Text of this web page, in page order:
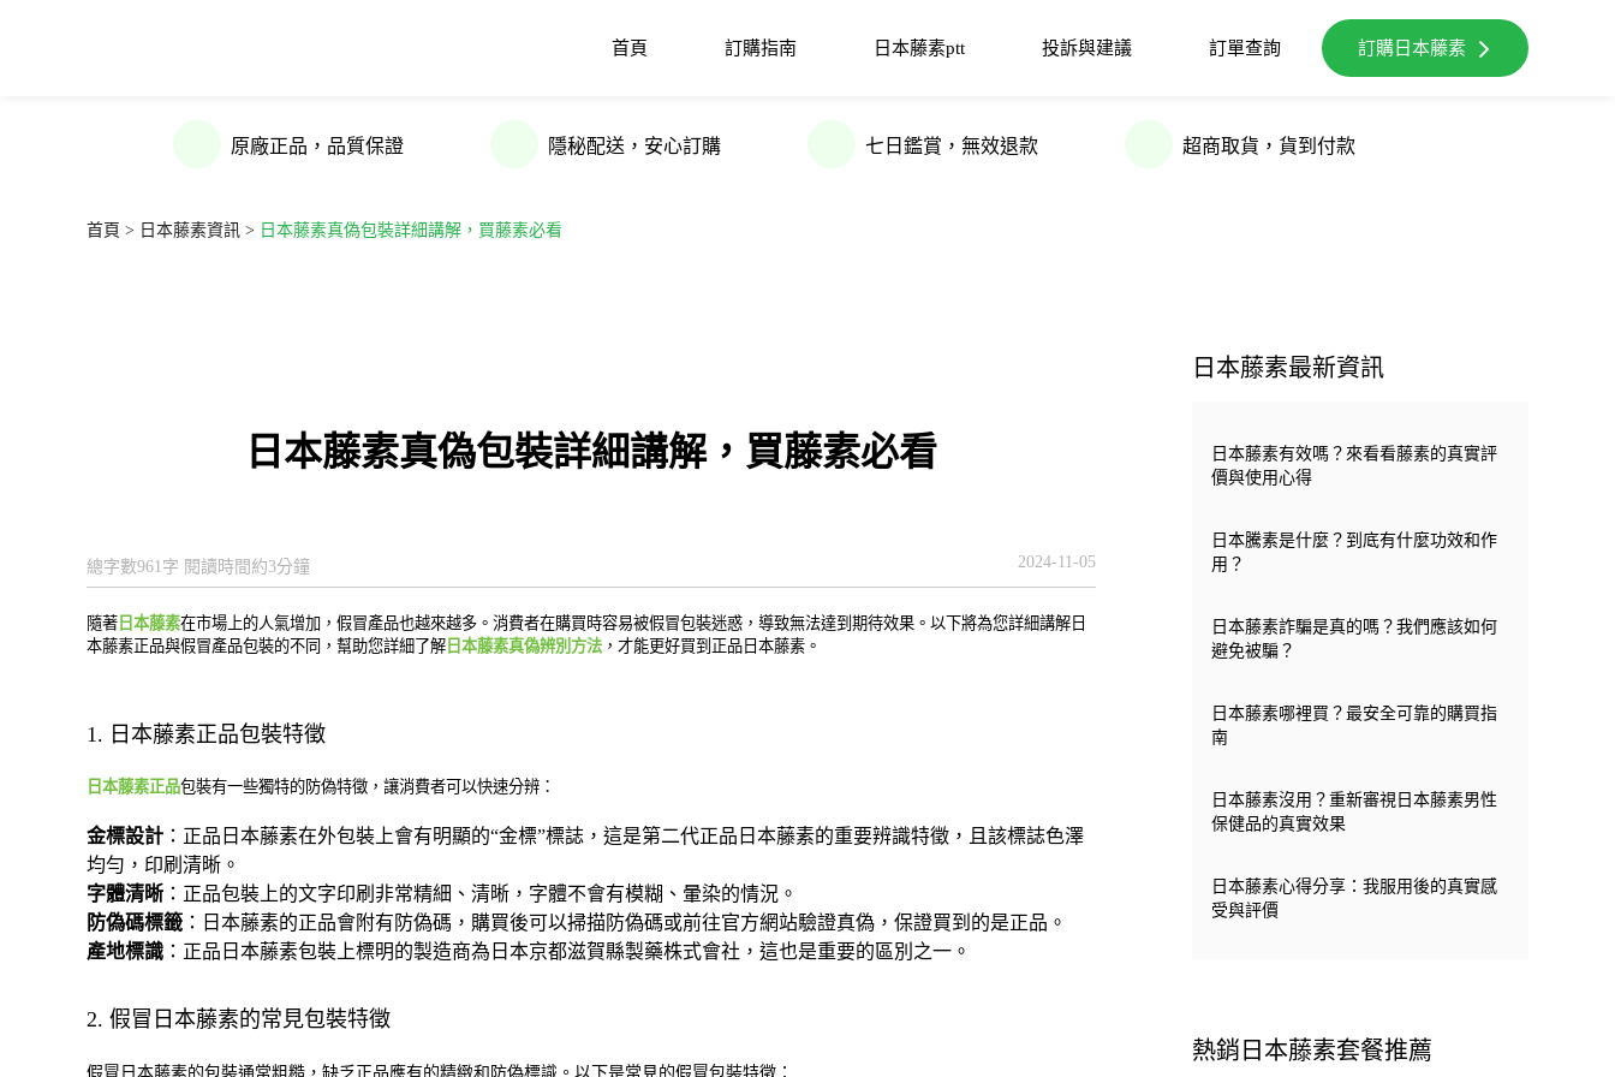
首頁 訂購指南 日本藤素ptt 投訴與建議 訂單查詢 訂購日本藤素
原廠正品，品質保證 隱秘配送，安心訂購 七日鑑賞，無效退款 超商取貨，貨到付款
首頁 > 日本藤素資訊 > 日本藤素真偽包裝詳細講解，買藤素必看
日本藤素真偽包裝詳細講解，買藤素必看
總字數961字 閱讀時間約3分鐘 2024-11-05
隨著 日本藤素在市場上的人氣增加，假冒產品也越來越多。消費者在購買時容易被假冒包裝迷惑，導致無法達到期待效果。以下將為您詳細講解日
本藤素正品與假冒產品包裝的不同，幫助您詳細了解 日本藤素真偽辨別方法 ，才能更好買到正品日本藤素。
1. 日本藤素正品包裝特徵
日本藤素正品包裝有一些獨特的防偽特徵，讓消費者可以快速分辨：
金標設計 ：正品日本藤素在外包裝上會有明顯的“金標”標誌，這是第二代正品日本藤素的重要辨識特徵，且該標誌色澤
均勻，印刷清晰。
字體清晰 ：正品包裝上的文字印刷非常精細、清晰，字體不會有模糊、暈染的情況。
防偽碼標籤 ：日本藤素的正品會附有防偽碼，購買後可以掃描防偽碼或前往官方網站驗證真偽，保證買到的是正品。
產地標識 ：正品日本藤素包裝上標明的製造商為日本京都滋賀縣製藥株式會社，這也是重要的區別之一。
2. 假冒日本藤素的常見包裝特徵
假冒日本藤素的包裝通常粗糙，缺乏正品應有的精緻和防偽標識。以下是常見的假冒包裝特徵：
日本藤素最新資訊
日本藤素有效嗎？來看看藤素的真實評
價與使用心得
日本騰素是什麼？到底有什麼功效和作
用？
日本藤素詐騙是真的嗎？我們應該如何
避免被騙？
日本藤素哪裡買？最安全可靠的購買指
南
日本藤素沒用？重新審視日本藤素男性
保健品的真實效果
日本藤素心得分享：我服用後的真實感
受與評價
熱銷日本藤素套餐推薦